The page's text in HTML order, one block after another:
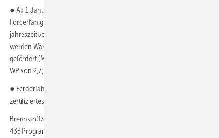
● Ab 1. Januar 2024 erfolgt bei Wärmepumpen als Kriterium für die
Förderfähigkeit eine Steigerung der Anforderung an den
jahreszeitbedingten Raumheizungsnutzungsgrad (ETAs). Zudem
werden Wärmepumpen in dafür ungeeigneten Gebäuden nicht
gefördert (Mindestgrenze einer rechnerischen Jahresarbeitszahl der
WP von 2,7; ab 01. Januar 2024 von 3,0).
● Förderfähige Wärmepumpen müssen ab dem 1. Januar 2025 an ein
zertifiziertes Smart-Meter-Gateway angeschlossen werden können.
Brennstoffzellen-Heizungen (BZH) werden – mit Auslaufen des KfW
433 Programms – ab 1. Januar 2023 in der Bundesförderung für